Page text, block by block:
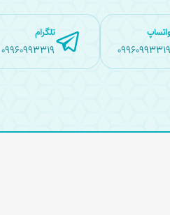
واتساپ
09960993319
تلگرام
09960993319